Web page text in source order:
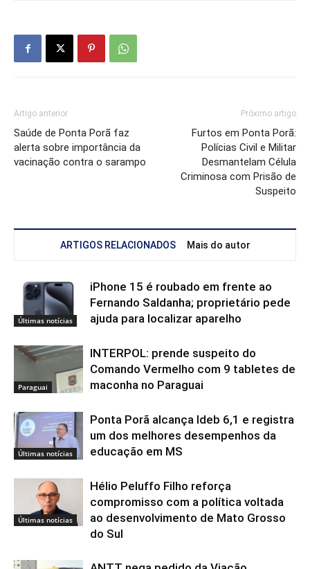
Artigo anterior
Saúde de Ponta Porã faz
alerta sobre importância da
vacinação contra o sarampo
Próximo artigo
Furtos em Ponta Porã:
Polícias Civil e Militar
Desmantelam Célula
Criminosa com Prisão de
Suspeito
ARTIGOS RELACIONADOS Mais do autor
Últimas notícias
iPhone 15 é roubado em frente ao
Fernando Saldanha; proprietário pede
ajuda para localizar aparelho
Paraguai
INTERPOL: prende suspeito do
Comando Vermelho com 9 tabletes de
maconha no Paraguai
Últimas notícias
Ponta Porã alcança Ideb 6,1 e registra
um dos melhores desempenhos da
educação em MS
Últimas notícias
Hélio Peluffo Filho reforça
compromisso com a política voltada
ao desenvolvimento de Mato Grosso
do Sul